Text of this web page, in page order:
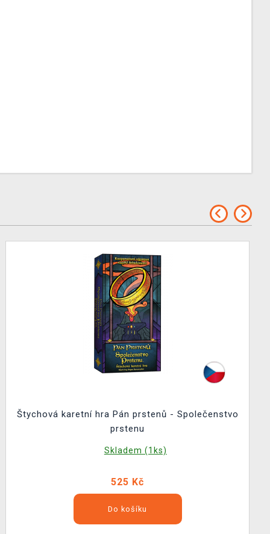
Štychová karetní hra Pán prstenů - Společenstvo
prstenu
Skladem (1ks)
525 Kč
Do košíku